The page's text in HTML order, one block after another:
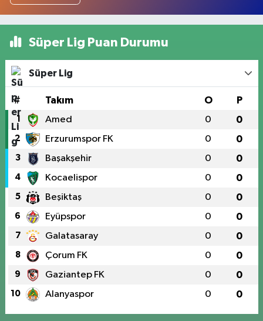
Süper Lig Puan Durumu
Süper Lig
# Takım O P
1 Amed 0 0
2 Erzurumspor FK 0 0
3 Başakşehir 0 0
4 Kocaelispor 0 0
5 Beşiktaş 0 0
6 Eyüpspor 0 0
7 Galatasaray 0 0
8 Çorum FK 0 0
9 Gaziantep FK 0 0
10 Alanyaspor 0 0